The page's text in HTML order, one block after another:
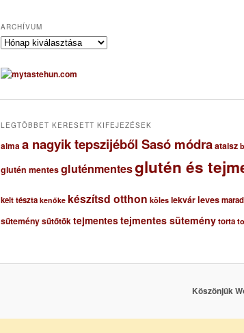
ARCHÍVUM
A
c
h
uLEGTÖBBET KERESETT KIFEJEZÉSEK
almaa nagyik tepszijéből Sasó módraataisz
glutén mentesgluténmentesglutén és
kelt tészta kenőke készítsd otthon köles lekvárleves
süteménysütőtöktejmentestejmentes süteménytorta
Köszönjük